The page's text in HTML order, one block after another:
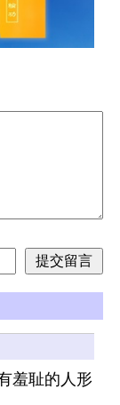
羞耻的人形